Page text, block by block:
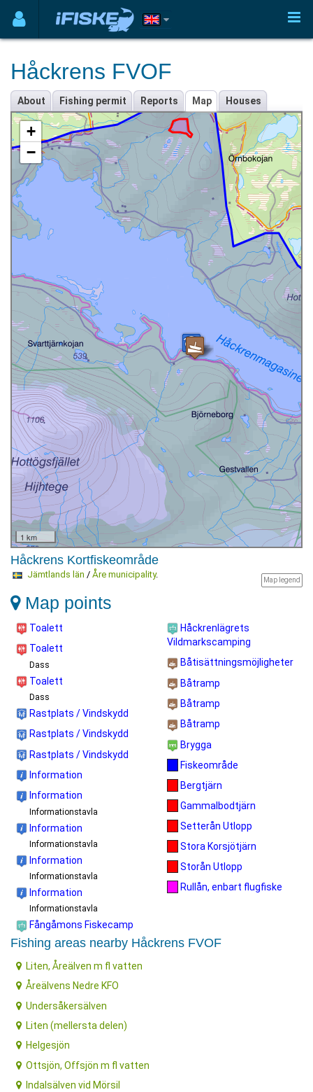
Håckrens FVOF
About Fishing permit Reports Map Houses
+
−
1 km
Håckrens Kortfiskeområde
Map legend
Jämtlands län / Åre municipality.
Map points
Toalett
Toalett
Dass
Toalett
Dass
Rastplats / Vindskydd
Rastplats / Vindskydd
Rastplats / Vindskydd
Information
Information
Informationstavla
Information
Informationstavla
Information
Informationstavla
Information
Informationstavla
Fångåmons Fiskecamp
Håckrenlägrets
Vildmarkscamping
Båtisättningsmöjligheter
Båtramp
Båtramp
Båtramp
Brygga
Fiskeområde
Bergtjärn
Gammalbodtjärn
Setterån Utlopp
Stora Korsjötjärn
Storån Utlopp
Rullån, enbart flugfiske
Fishing areas nearby Håckrens FVOF
Liten, Åreälven m fl vatten
Åreälvens Nedre KFO
Undersåkersälven
Liten (mellersta delen)
Helgesjön
Ottsjön, Offsjön m fl vatten
Indalsälven vid Mörsil